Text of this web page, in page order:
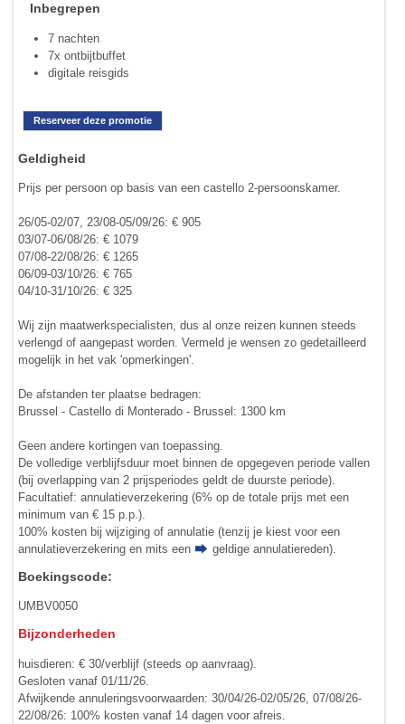
Inbegrepen
7 nachten
7x ontbijtbuffet
digitale reisgids
Reserveer deze promotie
Geldigheid
Prijs per persoon op basis van een castello 2-persoonskamer.
26/05-02/07, 23/08-05/09/26: € 905
03/07-06/08/26: € 1079
07/08-22/08/26: € 1265
06/09-03/10/26: € 765
04/10-31/10/26: € 325
Wij zijn maatwerkspecialisten, dus al onze reizen kunnen steeds
verlengd of aangepast worden. Vermeld je wensen zo gedetailleerd
mogelijk in het vak 'opmerkingen'.
De afstanden ter plaatse bedragen:
Brussel - Castello di Monterado - Brussel: 1300 km
Geen andere kortingen van toepassing.
De volledige verblijfsduur moet binnen de opgegeven periode vallen
(bij overlapping van 2 prijsperiodes geldt de duurste periode).
Facultatief: annulatieverzekering (6% op de totale prijs met een
minimum van € 15 p.p.).
100% kosten bij wijziging of annulatie (tenzij je kiest voor een
annulatieverzekering en mits een
geldige annulatiereden).
Boekingscode:
UMBV0050
Bijzonderheden
huisdieren: € 30/verblijf (steeds op aanvraag).
Gesloten vanaf 01/11/26.
Afwijkende annuleringsvoorwaarden: 30/04/26-02/05/26, 07/08/26-
22/08/26: 100% kosten vanaf 14 dagen voor afreis.